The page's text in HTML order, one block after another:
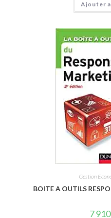
Ajouter
Gestion
BOITE A OUTILS
7 910